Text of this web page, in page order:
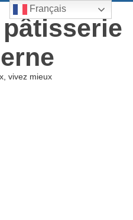
vivez mieux
Français